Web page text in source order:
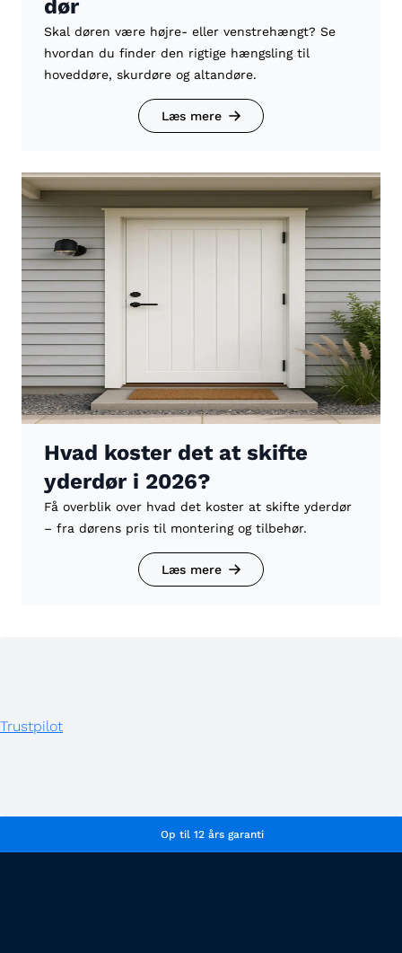
dør
Skal døren være højre- eller venstrehængt? Se
hvordan du finder den rigtige hængsling til
hoveddøre, skurdøre og altandøre.
Læs mere
Hvad koster det at skifte
yderdør i 2026?
Få overblik over hvad det koster at skifte yderdør
– fra dørens pris til montering og tilbehør.
Læs mere
Trustpilot
Op til 12 års garanti